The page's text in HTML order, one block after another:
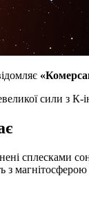
сили з